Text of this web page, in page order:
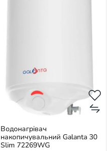
Водонагрівач
накопичувальний Galanta 30
Slim 72269WG